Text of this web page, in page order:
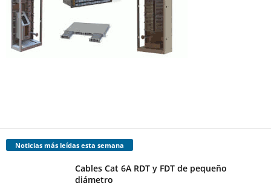
Noticias más leídas esta semana
Cables Cat 6A RDT y FDT de pequeño
diámetro